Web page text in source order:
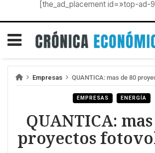
[the_ad_placement id=»top-ad-
Empresas QUANTICA: mas de 80
EMPRESAS ENERGÍA
QUANTICA:
proyectos